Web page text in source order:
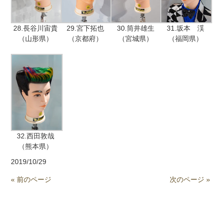
28.長谷川宙貴
（山形県）
29.宮下拓也
（京都府）
30.筒井雄生
（宮城県）
31.坂本 渓
（福岡県）
32.西田敦哉
（熊本県）
2019/10/29
« 前のページ 次のページ »